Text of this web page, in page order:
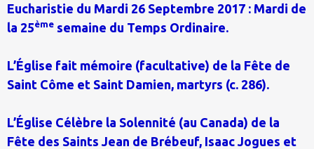
Eucharistie du Mardi 26 Septembre 2017 : Mardi de
la 25ème semaine du Temps Ordinaire.
L’Église fait mémoire (facultative) de la Fête de
Saint Côme et Saint Damien, martyrs (c. 286).
L’Église Célèbre la Solennité (au Canada) de la
Fête des Saints Jean de Brébeuf, Isaac Jogues et